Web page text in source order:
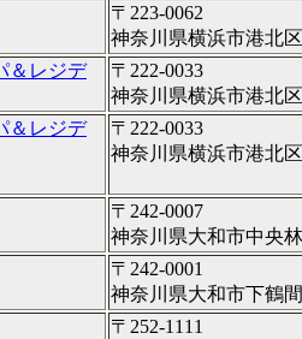
〒223-0062
神奈川県横浜市港北
レジデ
〒222-0033
神奈川県横浜市港北
レジデ
〒222-0033
神奈川県横浜市港北
〒242-0007
神奈川県大和市中央
〒242-0001
神奈川県大和市下鶴
〒252-1111